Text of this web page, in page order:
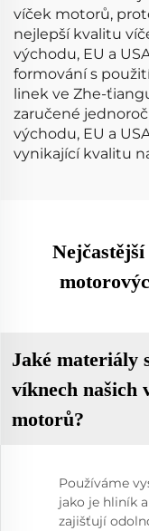
víček motorů,
nejlepší kvalitu
východu, EU a
formování s
linek ve Zhe-
zaručené
východu, EU a
vynikající kvalitu
Jaké materiály
víknech našich
motorů?
Používáme
jako je hliník
zajišťují